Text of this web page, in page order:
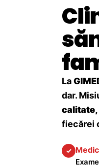
La
dar.
fiecărei
✓